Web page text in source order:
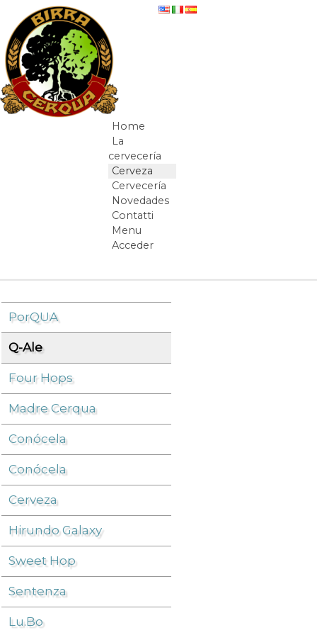
Saltar al contenido
Navegación
Home
La
cervecería
Cerveza
Cervecería
Novedades
Contatti
Menu
Acceder
Camino de migas
Cerveza
PorQUA
Q-Ale
Four Hops
Madre Cerqua
Conócela
Conócela
Cerveza
Hirundo Galaxy
Sweet Hop
Sentenza
Lu.Bo